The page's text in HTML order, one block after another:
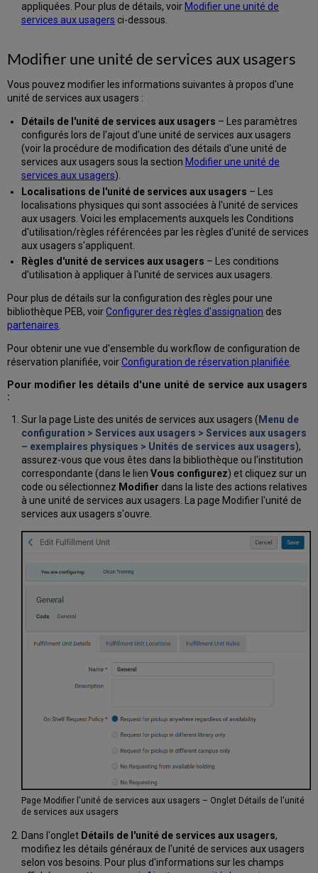
appliquées. Pour plus de détails, voir Modifier une unité de
services aux usagers ci-dessous.
Modifier une unité de services aux usagers
Vous pouvez modifier les informations suivantes à propos d'une
unité de services aux usagers :
Détails de l'unité de services aux usagers – Les paramètres
configurés lors de l'ajout d'une unité de services aux usagers
(voir la procédure de modification des détails d'une unité de
services aux usagers sous la section Modifier une unité de
services aux usagers).
Localisations de l'unité de services aux usagers – Les
localisations physiques qui sont associées à l'unité de services
aux usagers. Voici les emplacements auxquels les Conditions
d'utilisation/règles référencées par les règles d'unité de services
aux usagers s'appliquent.
Règles d'unité de services aux usagers – Les conditions
d'utilisation à appliquer à l'unité de services aux usagers.
Pour plus de détails sur la configuration des règles pour une
bibliothèque PEB, voirConfigurer des règles d'assignation des
partenaires
Pour obtenir une vue d'ensemble du workflow de configuration de
réservation planifiée, voirConfiguration de réservation planifiée
Pour modifier les détails d'une unité de service aux usagers
:
Sur la page Liste des unités de services aux usagers ( Menu de
configuration > Services aux usagers > Services aux usagers
– exemplaires physiques > Unités de services aux usagers),
assurez-vous que vous êtes dans la bibliothèque ou l'institution
correspondante (dans le lien Vous configurez) et cliquez sur un
code ou sélectionnez Modifier dans la liste des actions relatives
à une unité de services aux usagers. La page Modifier l'unité de
services aux usagers s'ouvre.
Page Modifier l'unité de services aux usagers – Onglet Détails de l'unité
de services aux usagers
Dans l'onglet Détails de l'unité de services aux usagers,
modifiez les détails généraux de l'unité de services aux usagers
selon vos besoins. Pour plus d'informations sur les champs